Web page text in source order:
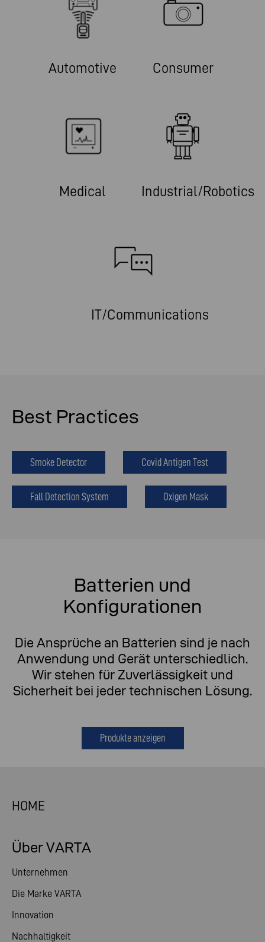
Automotive Consumer
Medical Industrial/Robotics
IT/Communications
Best Practices
Smoke Detector Covid Antigen Test
Fall Detection System Oxigen Mask
Batterien und
Konfigurationen
Die Ansprüche an Batterien sind je nach
Anwendung und Gerät unterschiedlich.
Wir stehen für Zuverlässigkeit und
Sicherheit bei jeder technischen Lösung.
Produkte anzeigen
HOME
Über VARTA
Unternehmen
Die Marke VARTA
Innovation
Nachhaltigkeit